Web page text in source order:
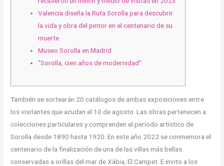
Valencia diseña la Ruta Sorolla para descubrir
la vida y obra del pintor en el centenario de su
muerte
Museo Sorolla en Madrid
“Sorolla, cien años de modernidad”
También se sortearán 20 catálogos de ambas exposiciones entre
los visitantes que acudan el 10 de agosto. Las obras pertenecen a
colecciones particulares y comprenden el periodo artístico de
Sorolla desde 1890 hasta 1920. En este año 2022 se conmemora el
centenario de la finalización de una de las villas más bellas
conservadas a orillas del mar de Xàbia, El Campet. E invito a los